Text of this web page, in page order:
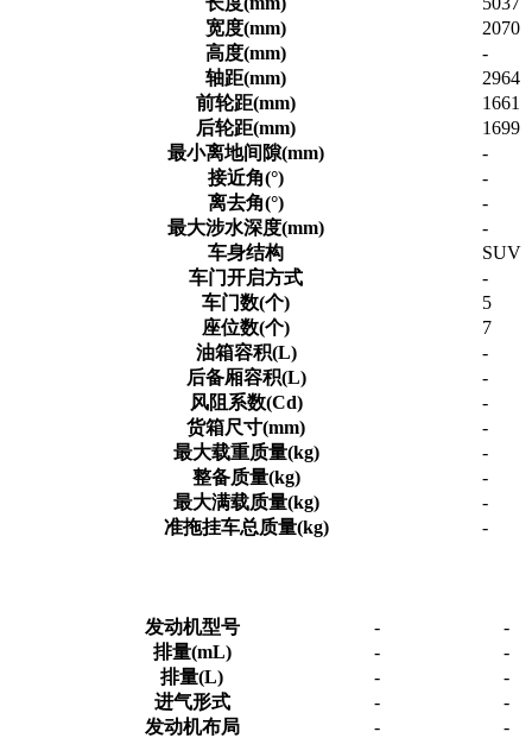
宽度(mm)
2070
高度(mm)
-
轴距(mm)
2964
前轮距(mm)
1661
后轮距(mm)
1699
最小离地间隙(mm)
-
接近角(°)
-
离去角(°)
-
最大涉水深度(mm)
-
车身结构
SUV
车门开启方式
-
车门数(个)
5
座位数(个)
7
油箱容积(L)
-
后备厢容积(L)
-
风阻系数(Cd)
-
货箱尺寸(mm)
-
最大载重质量(kg)
-
整备质量(kg)
-
最大满载质量(kg)
-
准拖挂车总质量(kg)
-
发动机型号 -
-
排量(mL)
-
-
排量(L)
-
-
进气形式
-
-
发动机布局
-
-